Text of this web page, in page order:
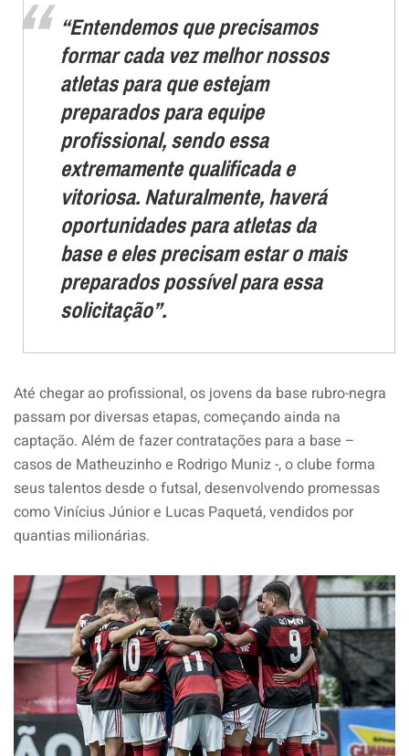
“Entendemos que precisamos
formar cada vez melhor nossos
atletas para que estejam
preparados para equipe
profissional, sendo essa
extremamente qualificada e
vitoriosa. Naturalmente, haverá
oportunidades para atletas da
base e eles precisam estar o mais
preparados possível para essa
solicitação”.
Até chegar ao profissional, os jovens da base rubro-negra
passam por diversas etapas, começando ainda na
captação. Além de fazer contratações para a base –
casos de Matheuzinho e Rodrigo Muniz -, o clube forma
seus talentos desde o futsal, desenvolvendo promessas
como Vinícius Júnior e Lucas Paquetá, vendidos por
quantias milionárias.